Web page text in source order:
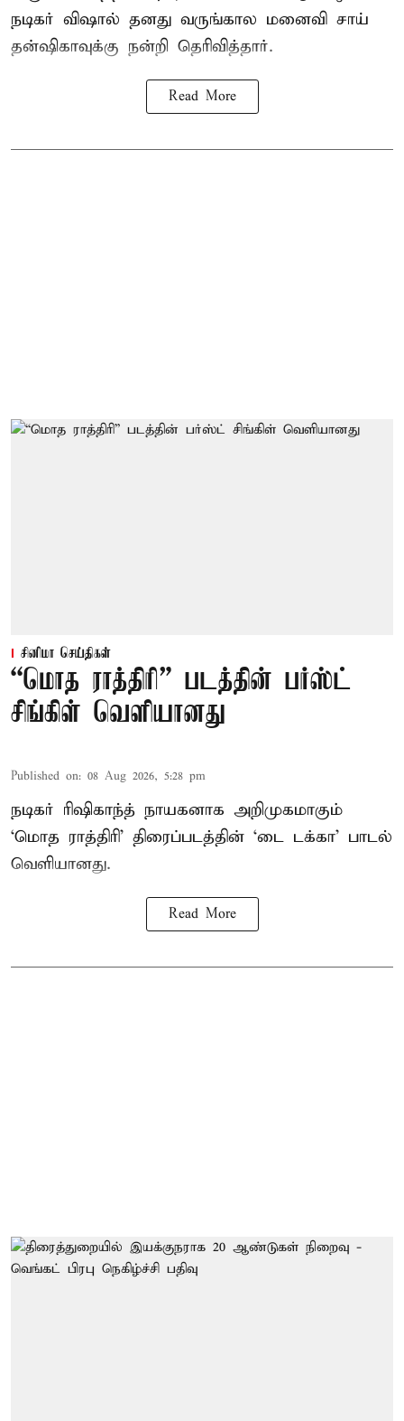
நடிகர் விஷால் தனது வருங்கால மனைவி சாய்
தன்ஷிகாவுக்கு நன்றி தெரிவித்தார்.
Read More
சினிமா செய்திகள்
“மொத ராத்திரி” படத்தின் பர்ஸ்ட்
சிங்கிள் வெளியானது
Published on: 08 Aug 2026, 5:28 pm
நடிகர் ரிஷிகாந்த் நாயகனாக அறிமுகமாகும்
‘மொத ராத்திரி’ திரைப்படத்தின் ‘டை டக்கா’ பாடல்
வெளியானது.
Read More